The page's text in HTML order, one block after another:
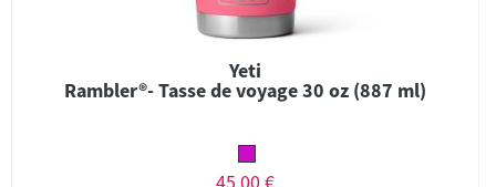
Yeti
Rambler®- Tasse de voyage 30 oz (887 ml)